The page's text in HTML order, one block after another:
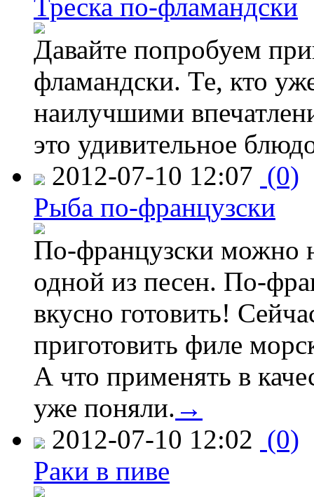
Треска по-фламандски
Давайте попробуем
фламандски. Те, кто
наилучшими
это удивительное
2012-07-10 12:07 (0)
Рыба по-французски
По-французски можно
одной из песен. По-
вкусно готовить!
приготовить филе
А что применять в
уже поняли. →
2012-07-10 12:02 (0)
Раки в пиве